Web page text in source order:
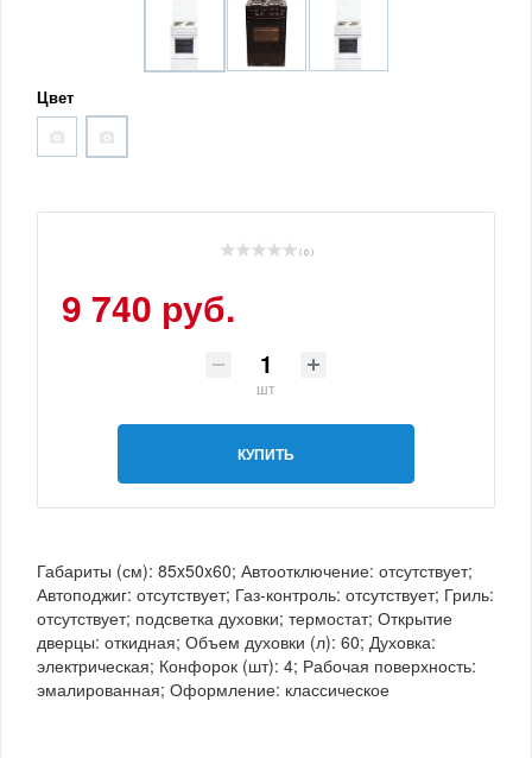
Цвет
( 0 )
9 740 руб.
шт
КУПИТЬ
Габариты (см): 85x50x60; Автоотключение: отсутствует;
Автоподжиг: отсутствует; Газ-контроль: отсутствует; Гриль:
отсутствует; подсветка духовки; термостат; Открытие
дверцы: откидная; Объем духовки (л): 60; Духовка:
электрическая; Конфорок (шт): 4; Рабочая поверхность:
эмалированная; Оформление: классическое